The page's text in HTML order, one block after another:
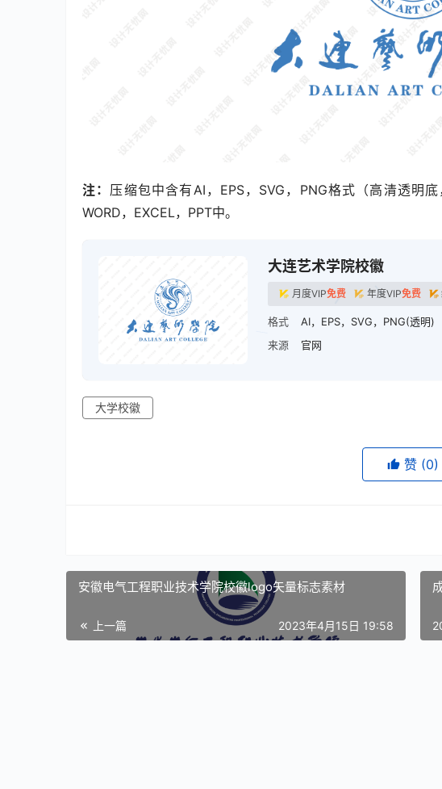
注： 压缩包中含有AI，EPS，SVG，PNG格式（高清透明
WORD，EXCEL，PPT中。
大连艺术学院校徽
月度VIP免费 年度VIP免费
格式 AI，EPS，SVG，PNG(透明)
来源
官网
大学校徽
赞 (0)
安徽电气工程职业技术学院校徽logo矢量标志素材
上一篇 2023年4月15日 19:58